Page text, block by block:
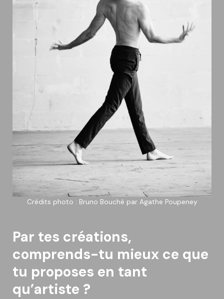
Crédits photo : Bruno Bouché par Agathe Poupeney
Par tes créations,
comprends-tu mieux ce que
tu proposes en tant
qu’artiste ?